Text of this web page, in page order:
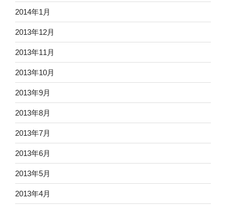
2014年1月
2013年12月
2013年11月
2013年10月
2013年9月
2013年8月
2013年7月
2013年6月
2013年5月
2013年4月